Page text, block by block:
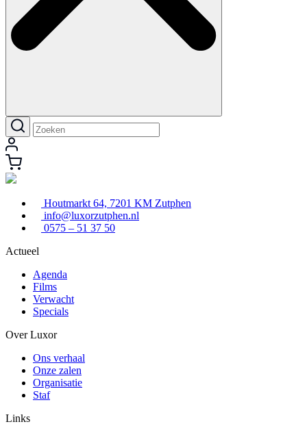
Houtmarkt 64, 7201 KM Zutphen
info@luxorzutphen.nl
0575 – 51 37 50
Actueel
Agenda
Films
Verwacht
Specials
Over Luxor
Ons verhaal
Onze zalen
Organisatie
Staf
Links